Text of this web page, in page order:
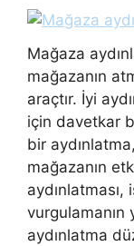
Mağaza
mağazanın
araçtır. İyi
için davetkar
bir
mağazanın
vurgulamanın
aydınlatma